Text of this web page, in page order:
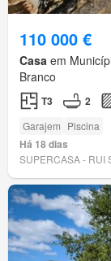
110 000 €
Casa em
Branco
T3 2
Garajem Piscina
Há 18 dias
SUPERCASA - RUI